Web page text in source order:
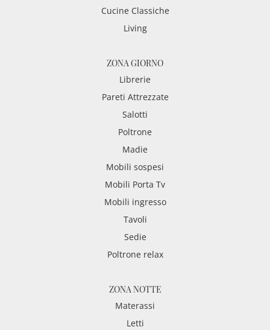
Cucine Classiche
Living
ZONA GIORNO
Librerie
Pareti Attrezzate
Salotti
Poltrone
Madie
Mobili sospesi
Mobili Porta Tv
Mobili ingresso
Tavoli
Sedie
Poltrone relax
ZONA NOTTE
Materassi
Letti